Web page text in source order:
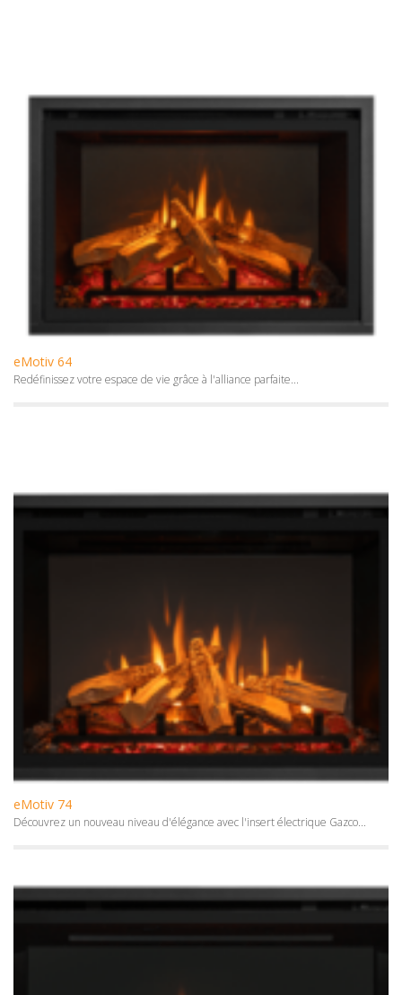
eMotiv 64
Redéfinissez votre espace de vie grâce à l'alliance parfaite...
eMotiv 74
Découvrez un nouveau niveau d'élégance avec l'insert électrique Gazco...